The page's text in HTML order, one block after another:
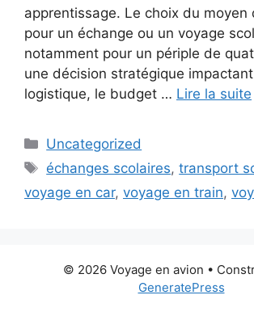
apprentissage. Le choix du
pour un échange ou un voyage
notamment pour un périple de
une décision stratégique
logistique, le budget … Lire la suite
Catégories
Uncategorized
Étiquettes
échanges scolaires,transport
voyage en car, voyage en train,
© 2026 Voyage en avion •
GeneratePress